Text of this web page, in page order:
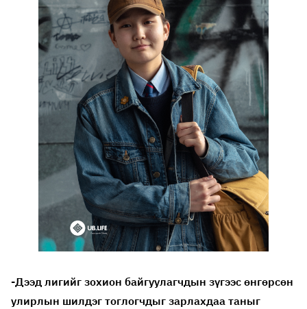
-Дээд лигийг зохион байгуулагчдын зүгээс өнгөрсөн
улирлын шилдэг тоглогчдыг зарлахдаа таныг